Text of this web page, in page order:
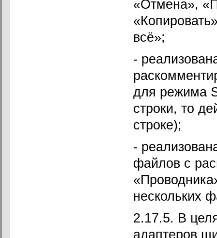
«Отмена»,
всё»;
-
для режима
строки, то
строке);
-
файлов с
нескольких
2.17.5. В
адаптеров